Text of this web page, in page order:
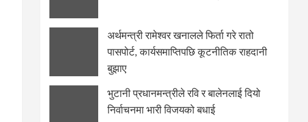
अर्थमन्त्री रामेश्वर खनालले फिर्ता गरे रातो
पासपोर्ट, कार्यसमाप्तिपछि कूटनीतिक राहदानी
बुझाए
भुटानी प्रधानमन्त्रीले रवि र बालेनलाई दियो
निर्वाचनमा भारी विजयको बधाई